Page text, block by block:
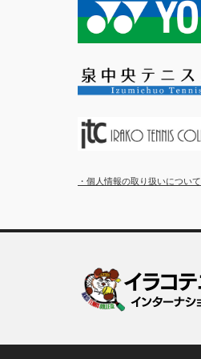
・個人情報の取り扱いについて